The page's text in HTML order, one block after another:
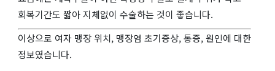
회복기간도 짧아 지체없이 수술하는 것이 좋습니다.
이상으로 여자 맹장 위치, 맹장염 초기증상, 통증, 원인에 대한
정보였습니다.